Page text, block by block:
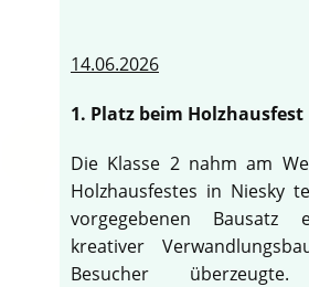
14.06.2026
1. Platz beim Holzhausfest
Die Klasse 2 nahm am
Holzhausfestes in Niesky
vorgegebenen Bausatz
kreativer
Besucher